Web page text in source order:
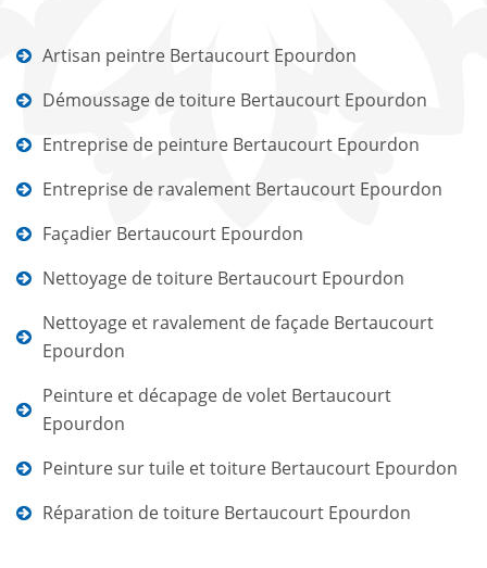
Artisan peintre Bertaucourt Epourdon
Démoussage de toiture Bertaucourt Epourdon
Entreprise de peinture Bertaucourt Epourdon
Entreprise de ravalement Bertaucourt Epourdon
Façadier Bertaucourt Epourdon
Nettoyage de toiture Bertaucourt Epourdon
Nettoyage et ravalement de façade Bertaucourt
Epourdon
Peinture et décapage de volet Bertaucourt
Epourdon
Peinture sur tuile et toiture Bertaucourt Epourdon
Réparation de toiture Bertaucourt Epourdon